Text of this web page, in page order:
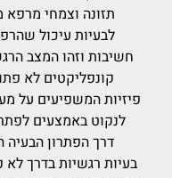
תזונה וצמחי מרפא
לבעיות עיכול
חשיבות וזהו המצב
קונפליקטים לא
פיזיות המשפיעים על
לנקוט באמצעים
דרך הפתרון הבעיה
בעיות רגשיות בדרך לא